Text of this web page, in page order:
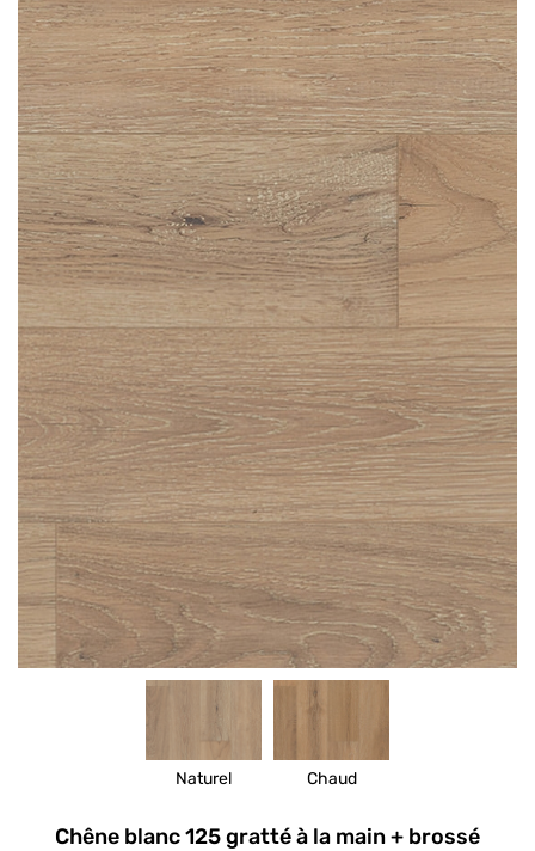
Naturel Chaud
Chêne blanc 125 gratté à la main + brossé